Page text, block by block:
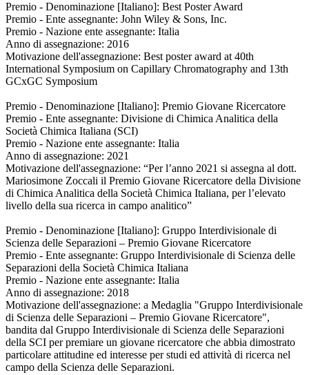
Premio - Denominazione [Italiano]: Best Poster Award
Premio - Ente assegnante: John Wiley & Sons, Inc.
Premio - Nazione ente assegnante: Italia
Anno di assegnazione: 2016
Motivazione dell'assegnazione: Best poster award at 40th
International Symposium on Capillary Chromatography and 13th
GCxGC Symposium
Premio - Denominazione [Italiano]: Premio Giovane Ricercatore
Premio - Ente assegnante: Divisione di Chimica Analitica della
Società Chimica Italiana (SCI)
Premio - Nazione ente assegnante: Italia
Anno di assegnazione: 2021
Motivazione dell'assegnazione: “Per l’anno 2021 si assegna al dott.
Mariosimone Zoccali il Premio Giovane Ricercatore della Divisione
di Chimica Analitica della Società Chimica Italiana, per l’elevato
livello della sua ricerca in campo analitico”
Premio - Denominazione [Italiano]: Gruppo Interdivisionale di
Scienza delle Separazioni – Premio Giovane Ricercatore
Premio - Ente assegnante: Gruppo Interdivisionale di Scienza delle
Separazioni della Società Chimica Italiana
Premio - Nazione ente assegnante: Italia
Anno di assegnazione: 2018
Motivazione dell'assegnazione: a Medaglia "Gruppo Interdivisionale
di Scienza delle Separazioni – Premio Giovane Ricercatore",
bandita dal Gruppo Interdivisionale di Scienza delle Separazioni
della SCI per premiare un giovane ricercatore che abbia dimostrato
particolare attitudine ed interesse per studi ed attività di ricerca nel
campo della Scienza delle Separazioni.